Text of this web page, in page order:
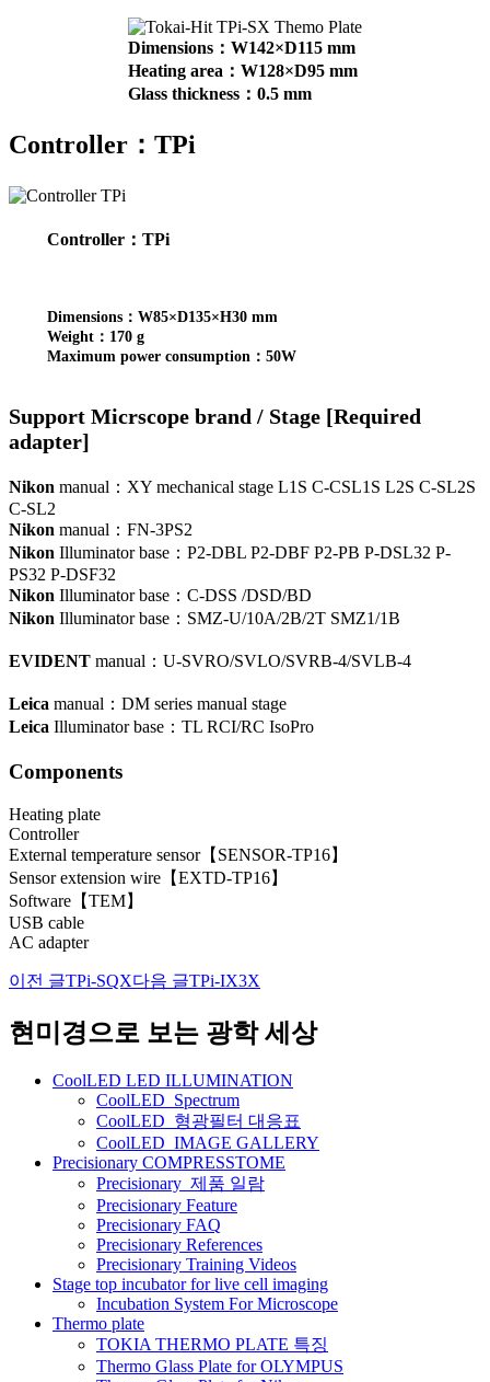
Dimensions：W142×D115 mm
Heating area：W128×D95 mm
Glass thickness：0.5 mm
Controller：TPi
Controller：TPi
Dimensions：W85×D135×H30 mm
Weight：170 g
Maximum power consumption：50W
Support Micrscope brand / Stage [Required
adapter]
Nikon manual：XY mechanical stage L1S C-CSL1S L2S C-SL2S
C-SL2
Nikon manual：FN-3PS2
Nikon Illuminator base：P2-DBL P2-DBF P2-PB P-DSL32 P-
PS32 P-DSF32
Nikon Illuminator base：C-DSS /DSD/BD
Nikon Illuminator base：SMZ-U/10A/2B/2T SMZ1/1B
EVIDENT manual：U-SVRO/SVLO/SVRB-4/SVLB-4
Leica manual：DM series manual stage
Leica Illuminator base：TL RCI/RC IsoPro
Components
Heating plate
Controller
External temperature sensor【SENSOR-TP16】
Sensor extension wire【EXTD-TP16】
Software【TEM】
USB cable
AC adapter
글
네
이전 글TPi-SQX다음 글TPi-IX3X
현미경으로 보는 광학 세상
CoolLED LED ILLUMINATION
CoolLED_Spectrum
CoolLED_형광필터 대응표
CoolLED_IMAGE GALLERY
Precisionary COMPRESSTOME
Precisionary_제품 일람
Precisionary Feature
Precisionary FAQ
Precisionary References
Precisionary Training Videos
Stage top incubator for live cell imaging
Incubation System For Microscope
Thermo plate
TOKIA THERMO PLATE 특징
Thermo Glass Plate for OLYMPUS